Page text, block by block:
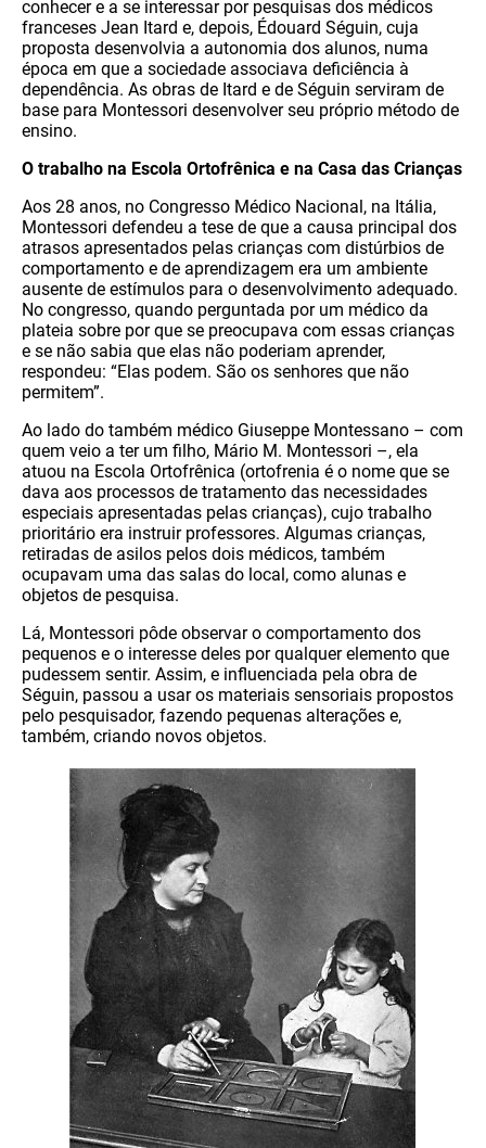
conhecer e a se interessar por pesquisas dos médicos
franceses Jean Itard e, depois, Édouard Séguin, cuja
proposta desenvolvia a autonomia dos alunos, numa
época em que a sociedade associava deficiência à
dependência. As obras de Itard e de Séguin serviram de
base para Montessori desenvolver seu próprio método de
ensino.
O trabalho na Escola Ortofrênica e na Casa das Crianças
Aos 28 anos, no Congresso Médico Nacional, na Itália,
Montessori defendeu a tese de que a causa principal dos
atrasos apresentados pelas crianças com distúrbios de
comportamento e de aprendizagem era um ambiente
ausente de estímulos para o desenvolvimento adequado.
No congresso, quando perguntada por um médico da
plateia sobre por que se preocupava com essas crianças
e se não sabia que elas não poderiam aprender,
respondeu: “Elas podem. São os senhores que não
permitem”.
Ao lado do também médico Giuseppe Montessano – com
quem veio a ter um filho, Mário M. Montessori –, ela
atuou na Escola Ortofrênica (ortofrenia é o nome que se
dava aos processos de tratamento das necessidades
especiais apresentadas pelas crianças), cujo trabalho
prioritário era instruir professores. Algumas crianças,
retiradas de asilos pelos dois médicos, também
ocupavam uma das salas do local, como alunas e
objetos de pesquisa.
Lá, Montessori pôde observar o comportamento dos
pequenos e o interesse deles por qualquer elemento que
pudessem sentir. Assim, e influenciada pela obra de
Séguin, passou a usar os materiais sensoriais propostos
pelo pesquisador, fazendo pequenas alterações e,
também, criando novos objetos.